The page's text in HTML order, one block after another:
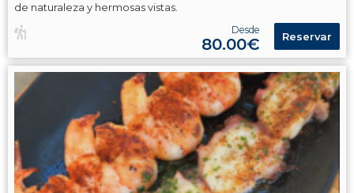
de naturaleza y hermosas vistas.
Desde
80.00€ Reservar